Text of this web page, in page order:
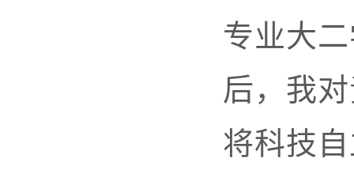
专业大
后，我
将科技